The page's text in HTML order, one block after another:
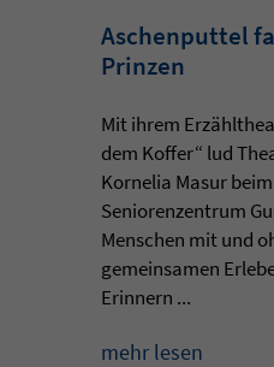
Aschenputtel
Prinzen
Mit ihrem
dem Koffer“ lud
Kornelia Masur
Seniorenzentrum
Menschen mit und
gemeinsamen
Erinnern ...
mehr lesen